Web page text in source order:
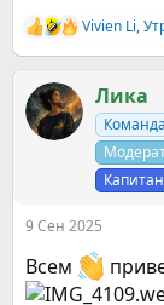
Р
е
к
ц
и
Vivien Li,
Ликa
9 Сен 2025
Всем